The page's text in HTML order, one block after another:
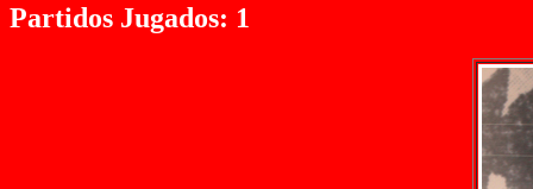
Partidos Jugados: 1